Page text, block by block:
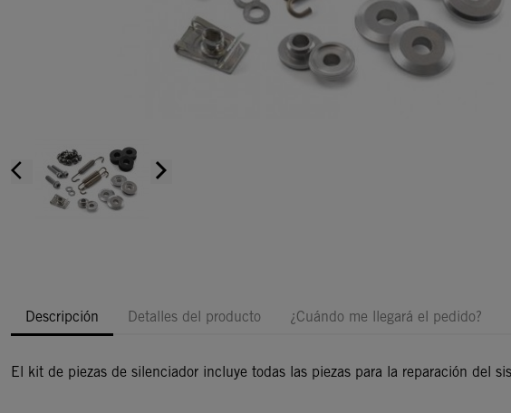
arrow_back_ios arrow_forward_ios
Descripción Detalles del producto ¿Cuándo me llegará el pedido?
El kit de piezas de silenciador incluye todas las piezas para la reparación del